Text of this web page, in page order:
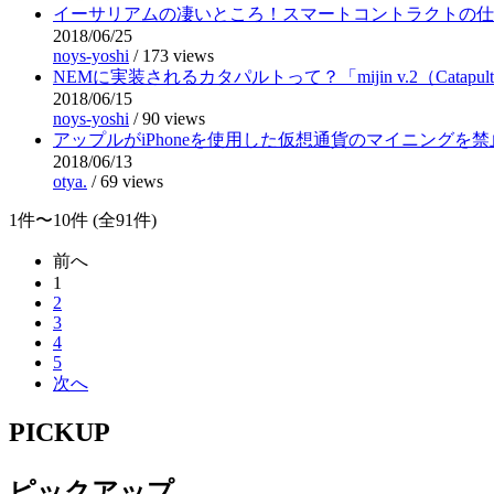
イーサリアムの凄いところ！スマートコントラクトの
2018/06/25
noys-yoshi / 173 views
NEMに実装されるカタパルトって？「mijin v.2（
2018/06/15
noys-yoshi /90 views
アップルがiPhoneを使用した仮想通貨のマイニングを禁
2018/06/13
otya. /69 views
1件〜10件 (全91件)
前へ
1
2
3
4
5
次へ
PICKUP